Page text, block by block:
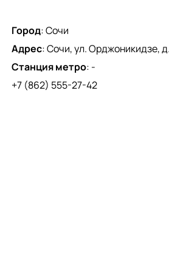
Город:Сочи
Адрес:Сочи, ул. Орджоникидзе,
Станция метро: -
+7 (862) 555-27-42